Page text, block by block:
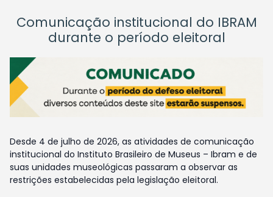
Comunicação institucional do IBRAM
durante o período eleitoral
Desde 4 de julho de 2026, as atividades de comunicação
institucional do Instituto Brasileiro de Museus – Ibram e de
suas unidades museológicas passaram a observar as
restrições estabelecidas pela legislação eleitoral.